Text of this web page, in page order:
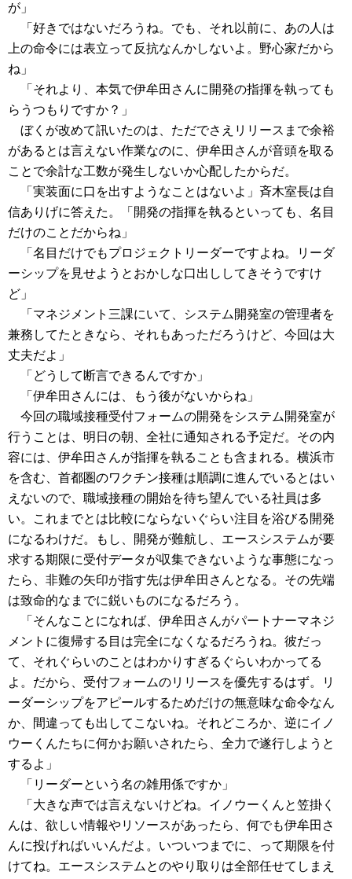
が」
「好きではないだろうね。でも、それ以前に、あの人は
上の命令には表立って反抗なんかしないよ。野心家だから
ね」
「それより、本気で伊牟田さんに開発の指揮を執っても
らうつもりですか？」
ぼくが改めて訊いたのは、ただでさえリリースまで余裕
があるとは言えない作業なのに、伊牟田さんが音頭を取る
ことで余計な工数が発生しないか心配したからだ。
「実装面に口を出すようなことはないよ」斉木室長は自
信ありげに答えた。「開発の指揮を執るといっても、名目
だけのことだからね」
「名目だけでもプロジェクトリーダーですよね。リーダ
ーシップを見せようとおかしな口出ししてきそうですけ
ど」
「マネジメント三課にいて、システム開発室の管理者を
兼務してたときなら、それもあっただろうけど、今回は大
丈夫だよ」
「どうして断言できるんですか」
「伊牟田さんには、もう後がないからね」
今回の職域接種受付フォームの開発をシステム開発室が
行うことは、明日の朝、全社に通知される予定だ。その内
容には、伊牟田さんが指揮を執ることも含まれる。横浜市
を含む、首都圏のワクチン接種は順調に進んでいるとはい
えないので、職域接種の開始を待ち望んでいる社員は多
い。これまでとは比較にならないぐらい注目を浴びる開発
になるわけだ。もし、開発が難航し、エースシステムが要
求する期限に受付データが収集できないような事態になっ
たら、非難の矢印が指す先は伊牟田さんとなる。その先端
は致命的なまでに鋭いものになるだろう。
「そんなことになれば、伊牟田さんがパートナーマネジ
メントに復帰する目は完全になくなるだろうね。彼だっ
て、それぐらいのことはわかりすぎるぐらいわかってる
よ。だから、受付フォームのリリースを優先するはず。リ
ーダーシップをアピールするためだけの無意味な命令なん
か、間違っても出してこないね。それどころか、逆にイノ
ウーくんたちに何かお願いされたら、全力で遂行しようと
するよ」
「リーダーという名の雑用係ですか」
「大きな声では言えないけどね。イノウーくんと笠掛く
んは、欲しい情報やリソースがあったら、何でも伊牟田さ
んに投げればいいんだよ。いついつまでに、って期限を付
けてね。エースシステムとのやり取りは全部任せてしまえ